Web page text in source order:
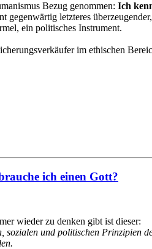
Bezug genommen: Ich
gegenwärtig letzteres
ein politisches Instrument.
im ethischen
ich einen Gott?
wieder zu denken gibt ist dieser:
und politischen Prinzipien